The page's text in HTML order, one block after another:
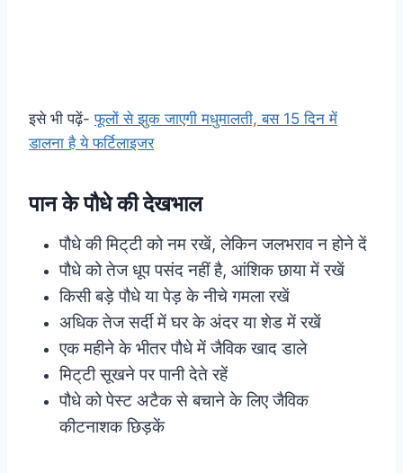
इसे भी पढ़ें-फूलों से झुक जाएगी मधुमालती, बस 15 दिन में
डालना है ये फर्टिलाइजर
पान के पौधे की देखभाल
पौधे की मिट्‌टी को नम रखें, लेकिन जलभराव न होने दें
पौधे को तेज धूप पसंद नहीं है, आंशिक छाया में रखें
किसी बड़े पौधे या पेड़ के नीचे गमला रखें
अधिक तेज सर्दी में घर के अंदर या शेड में रखें
एक महीने के भीतर पौधे में जैविक खाद डाले
मिट्‌टी सूखने पर पानी देते रहें
पौधे को पेस्ट अटैक से बचाने के लिए जैविक
कीटनाशक छिड़कें